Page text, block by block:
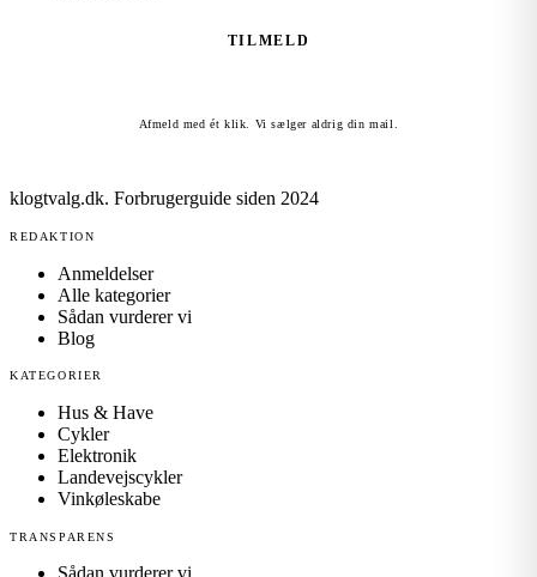
TILMELD
Afmeld med ét klik. Vi sælger aldrig din mail.
klogtvalg.dk. Forbrugerguide siden 2024
REDAKTION
Anmeldelser
Alle kategorier
Sådan vurderer vi
Blog
KATEGORIER
Hus & Have
Cykler
Elektronik
Landevejscykler
Vinkøleskabe
TRANSPARENS